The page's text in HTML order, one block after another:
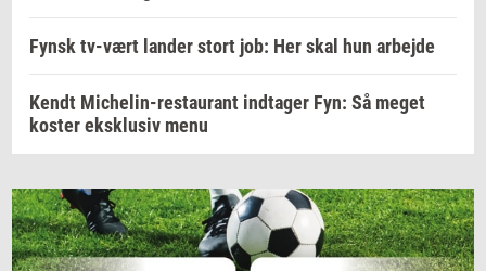
Fynsk tv-vært lander stort job: Her skal hun arbejde
Kendt Michelin-restaurant indtager Fyn: Så meget
koster eksklusiv menu